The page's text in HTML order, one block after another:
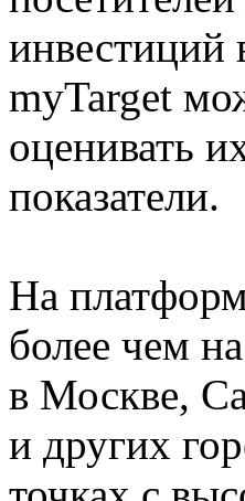
myTarget
оценивать
показатели.
На
более чем
в Москве,
и других